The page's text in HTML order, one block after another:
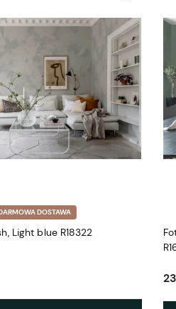
DOSTAWA
Light blue R18322